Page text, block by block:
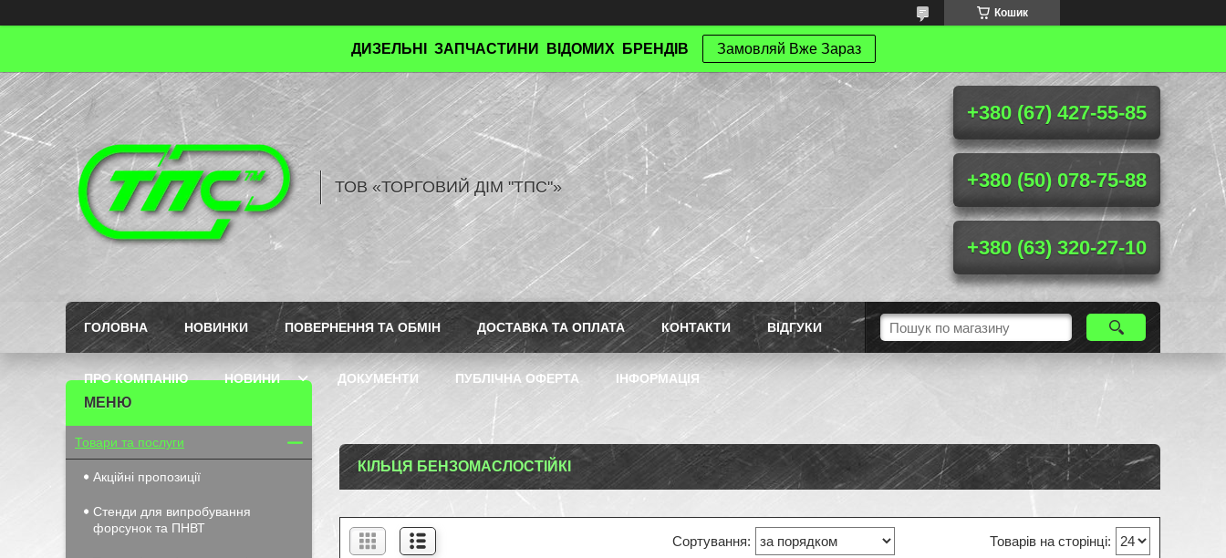
Кошик
ДИЗЕЛЬНІ ЗАПЧАСТИНИ ВІДОМИХ БРЕНДІВ Замовляй Вже Зараз
ТОВ «ТОРГОВИЙ ДІМ "ТПС"»
+380 (67) 427-55-85
+380 (50) 078-75-88
+380 (63) 320-27-10
ГОЛОВНА НОВИНКИ ПОВЕРНЕННЯ ТА ОБМІН ДОСТАВКА ТА ОПЛАТА КОНТАКТИ ВІДГУКИ
ПРО КОМПАНІЮ НОВИНИ ДОКУМЕНТИ ПУБЛІЧНА ОФЕРТА ІНФОРМАЦІЯ
КІЛЬЦЯ БЕНЗОМАСЛОСТІЙКІ
Товари та послуги
Акційні пропозиції
Стенди для випробування
форсунок та ПНВТ